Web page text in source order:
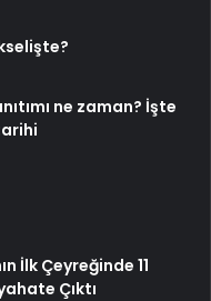
ne zaman? İşte
İlk Çeyreğinde 11
Çıktı